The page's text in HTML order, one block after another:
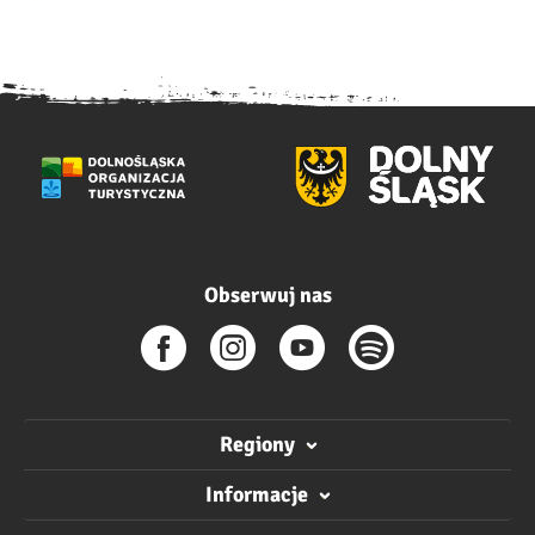
Obserwuj nas
Regiony
Informacje